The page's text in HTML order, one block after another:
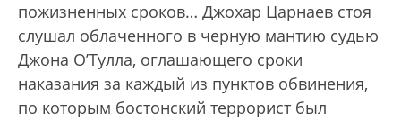
пожизненных сроков… Джохар Царнаев стоя
слушал облаченного в черную мантию судью
Джона О’Тулла, оглашающего сроки
наказания за каждый из пунктов обвинения,
по которым бостонский террорист был